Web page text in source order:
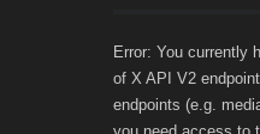
Error: You currently
of X API V2
endpoints (e.g.